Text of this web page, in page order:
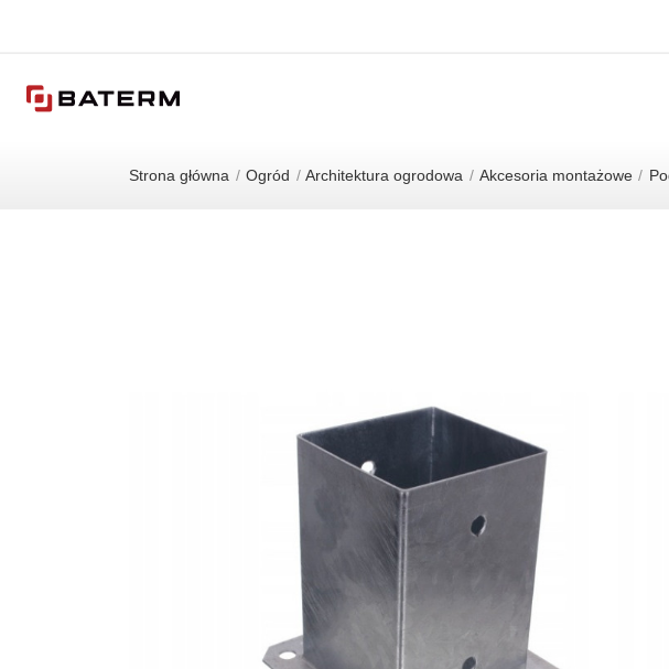
Strona główna Ogród Architektura ogrodowa Akcesoria montażowe